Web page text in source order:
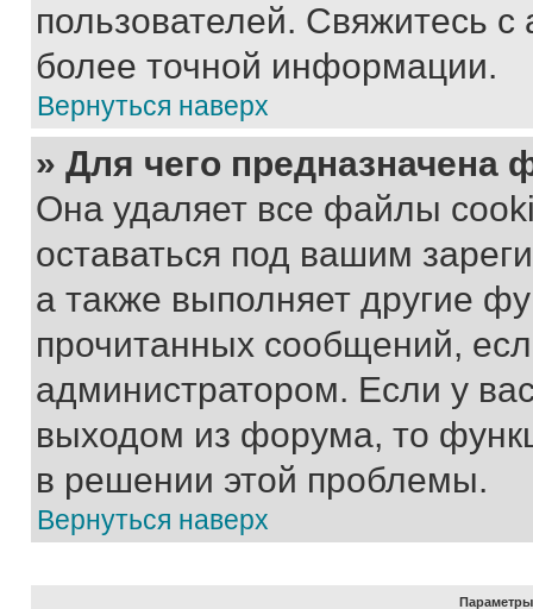
пользователей. Свяжитесь
более точной информации.
Вернуться наверх
» Для чего предназначена
Она удаляет все файлы
оставаться под вашим
а также выполняет другие
прочитанных сообщений,
администратором. Если у
выходом из форума, то
в решении этой проблемы.
Вернуться наверх
Параметры